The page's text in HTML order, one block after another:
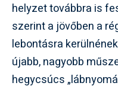
helyzet továbbra is
szerint a jövőben a
lebontásra
újabb, nagyobb
hegycsúcs